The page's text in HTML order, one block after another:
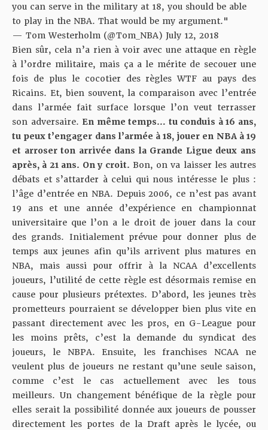
you can serve in the military at 18, you should be able
to play in the NBA. That would be my argument."
— Tom Westerholm (@Tom_NBA) July 12, 2018
Bien sûr, cela n’a rien à voir avec une attaque en règle
à l’ordre militaire, mais ça a le mérite de secouer une
fois de plus le cocotier des règles WTF au pays des
Ricains. Et, bien souvent, la comparaison avec l’entrée
dans l’armée fait surface lorsque l’on veut terrasser
son adversaire. En même temps… tu conduis à 16 ans,
tu peux t’engager dans l’armée à 18, jouer en NBA à 19
et arroser ton arrivée dans la Grande Ligue deux ans
après, à 21 ans. On y croit. Bon, on va laisser les autres
débats et s’attarder à celui qui nous intéresse le plus :
l’âge d’entrée en NBA. Depuis 2006, ce n’est pas avant
19 ans et une année d’expérience en championnat
universitaire que l’on a le droit de jouer dans la cour
des grands. Initialement prévue pour donner plus de
temps aux jeunes afin qu’ils arrivent plus matures en
NBA, mais aussi pour offrir à la NCAA d’excellents
joueurs, l’utilité de cette règle est désormais remise en
cause pour plusieurs prétextes. D’abord, les jeunes très
prometteurs pourraient se développer bien plus vite en
passant directement avec les pros, en G-League pour
les moins prêts, c’est la demande du syndicat des
joueurs, le NBPA. Ensuite, les franchises NCAA ne
veulent plus de joueurs ne restant qu’une seule saison,
comme c’est le cas actuellement avec les tous
meilleurs. Un changement bénéfique de la règle pour
elles serait la possibilité donnée aux joueurs de pousser
directement les portes de la Draft après le lycée, ou